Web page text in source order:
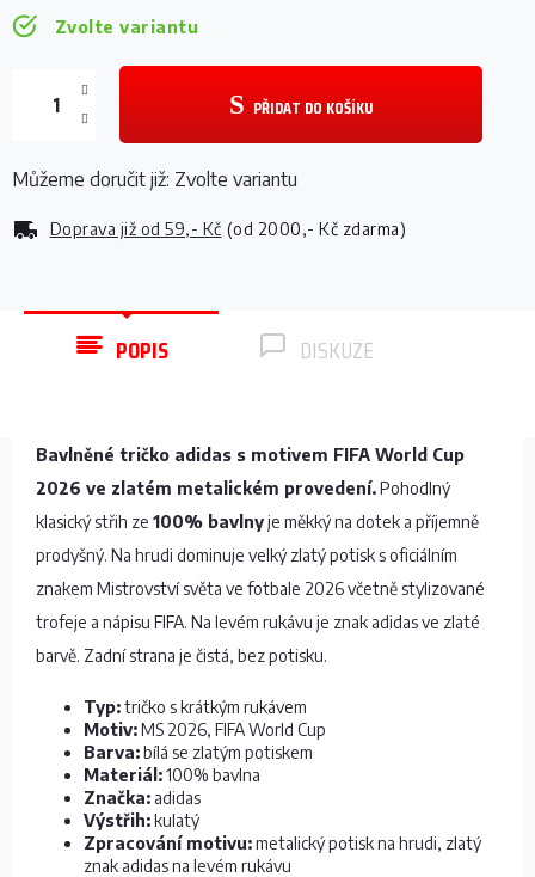
Zvolte variantu
Doprava již od 59,- Kč (od 2000,- Kč zdarma)
PŘIDAT DO KOŠÍKU
Můžeme doručit již: Zvolte variantu
POPIS DISKUZE
Bavlněné tričko adidas s motivem FIFA World Cup
2026 ve zlatém metalickém provedení.Pohodlný
klasický střih ze 100% bavlnyje měkký na dotek a příjemně
prodyšný. Na hrudi dominuje velký zlatý potisk s oficiálním
znakem Mistrovství světa ve fotbale 2026 včetně stylizované
trofeje a nápisu FIFA. Na levém rukávu je znak adidas ve zlaté
barvě. Zadní strana je čistá, bez potisku.
Typ:tričko s krátkým rukávem
Motiv:MS 2026, FIFA World Cup
Barva:bílá se zlatým potiskem
Materiál:100% bavlna
Značka: adidas
Výstřih:kulatý
Zpracování motivu:metalický potisk na hrudi, zlatý
znak adidas na levém rukávu